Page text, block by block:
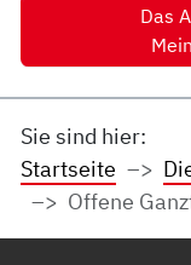
Das
Sie sind hier:
Startseite
Offene